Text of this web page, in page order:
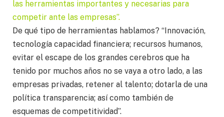
las herramientas importantes y necesarias para
competir ante las empresas”.
De qué tipo de herramientas hablamos? “Innovación,
tecnología capacidad financiera; recursos humanos,
evitar el escape de los grandes cerebros que ha
tenido por muchos años no se vaya a otro lado, a las
empresas privadas, retener al talento; dotarla de una
política transparencia; así como también de
esquemas de competitividad”.